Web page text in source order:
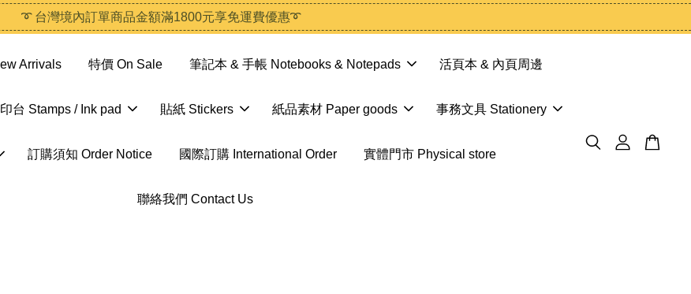
➰ 台灣境內訂單商品金額滿1800元享免運費優惠➰
Arrivals 特價 On Sale 筆記本 & 手帳 Notebooks & Notepads 活頁本 & 內頁周邊
台 Stamps / Ink pad 貼紙 Stickers 紙品素材 Paper goods 事務文具 Stationery
訂購須知 Order Notice 國際訂購 International Order 實體門市 Physical store
聯絡我們 Contact Us